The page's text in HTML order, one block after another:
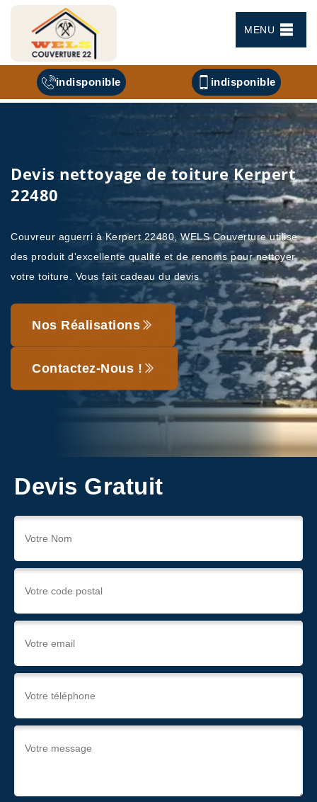
MENU
indisponible indisponible
Devis nettoyage de toiture Kerpert
22480
Couvreur aguerri à Kerpert 22480, WELS Couverture utilise
des produit d'excellente qualité et de renoms pour nettoyer
votre toiture. Vous fait cadeau du devis
Nos Réalisations
Contactez-Nous !
Devis Gratuit